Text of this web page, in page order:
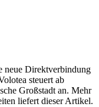
neue Direktverbindung
steuert ab
Großstadt an. Mehr
liefert dieser Artikel.